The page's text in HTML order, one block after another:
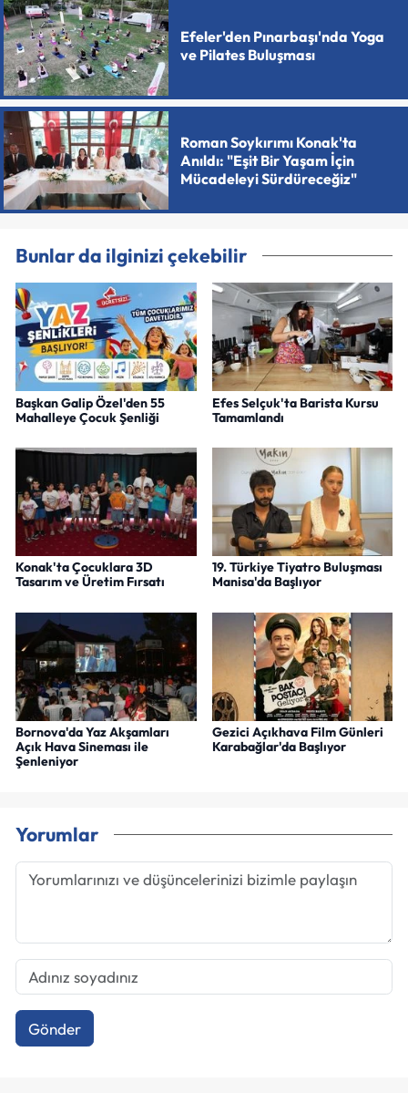
Efeler'den Pınarbaşı'nda Yoga
ve Pilates Buluşması
Roman Soykırımı Konak'ta
Anıldı: "Eşit Bir Yaşam İçin
Mücadeleyi Sürdüreceğiz"
Bunlar da ilginizi çekebilir
Başkan Galip Özel'den 55
Mahalleye Çocuk Şenliği
Efes Selçuk'ta Barista Kursu
Tamamlandı
Konak'ta Çocuklara 3D
Tasarım ve Üretim Fırsatı
19. Türkiye Tiyatro Buluşması
Manisa'da Başlıyor
Bornova'da Yaz Akşamları
Açık Hava Sineması ile
Şenleniyor
Gezici Açıkhava Film Günleri
Karabağlar'da Başlıyor
Yorumlar
Gönder